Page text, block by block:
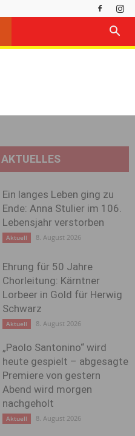
AKTUELLES
Ein langes Leben ging zu
Ende: Anna Stulier im 106.
Lebensjahr verstorben
Aktuell 8. August 2026
Ehrung für 50 Jahre
Chorleitung: Kärntner
Lorbeer in Gold für Herwig
Schwarz
Aktuell 8. August 2026
„Paolo Santonino“ wird
heute gespielt – abgesagte
Premiere von gestern
Abend wird morgen
nachgeholt
Aktuell 8. August 2026